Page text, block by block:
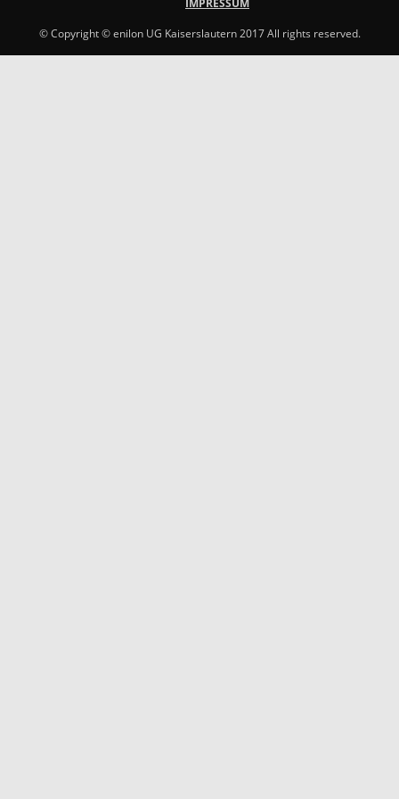
© Copyright © enilon UG Kaiserslautern 2017 All rights reserved.